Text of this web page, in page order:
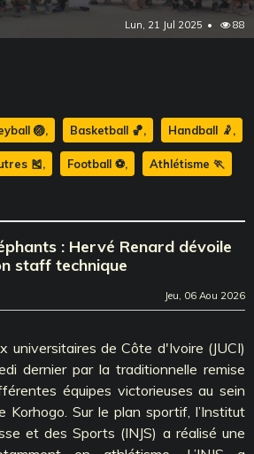
Lun, 21 Jul 2025 88
🏐 Basketball 🏀 Handball 🤾
🎽 Football ⚽️ Athlétisme 🏃
: Hervé Renard dévoile
staff technique
Jeu, 06 Aou 2026
universitaires de Côte d'Ivoire (JUCI)
dernier par la traditionnelle remise
équipes victorieuses au sein
Korhogo. Sur le plan sportif, l’Institut
et des Sports (INJS) a réalisé une